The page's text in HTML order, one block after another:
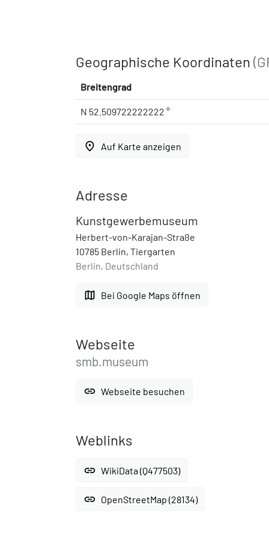
Geographische Koordinaten
Breitengrad
N 52.509722222222 °
place Auf Karte anzeigen
Adresse
Kunstgewerbemuseum
Herbert-von-Karajan-Straße
10785 Berlin, Tiergarten
Berlin, Deutschland
map Bei Google Maps öffnen
Webseite
smb.museum
link Webseite besuchen
Weblinks
link WikiData (Q477503)
link OpenStreetMap (28134)